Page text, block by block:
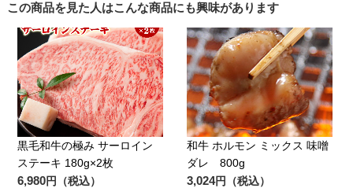
この商品を見た人はこんな商品にも興味があります
黒毛和牛の極み サーロイン
ステーキ 180g×2枚
6,980円（税込）
和牛 ホルモン ミックス 味噌
ダレ 800g
3,024円（税込）